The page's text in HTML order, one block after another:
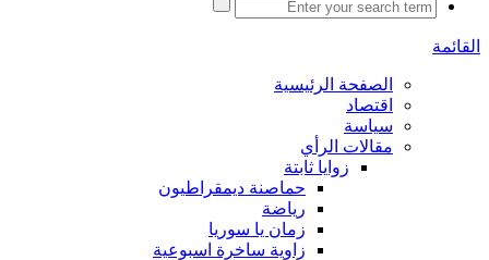
القائمة
الصفحة الرئيسية
اقتصاد
سياسة
مقالات الرأي
زوايا ثابتة
حماصنة ديمقراطيون
رياضة
زمان يا سوريا
زاوية ساخرة اسبوعية